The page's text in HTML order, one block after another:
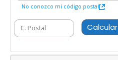
No conozco mi código postal
Calcular